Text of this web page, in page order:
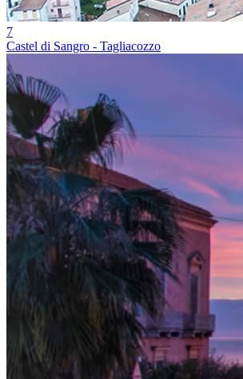
7
Castel di Sangro - Tagliacozzo